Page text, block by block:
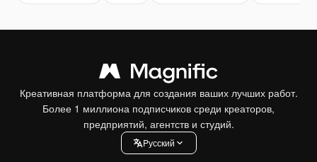
Креативная платформа для создания ваших лучших работ.
Более 1 миллиона подписчиков среди креаторов,
предприятий, агентств и студий.
Pусский